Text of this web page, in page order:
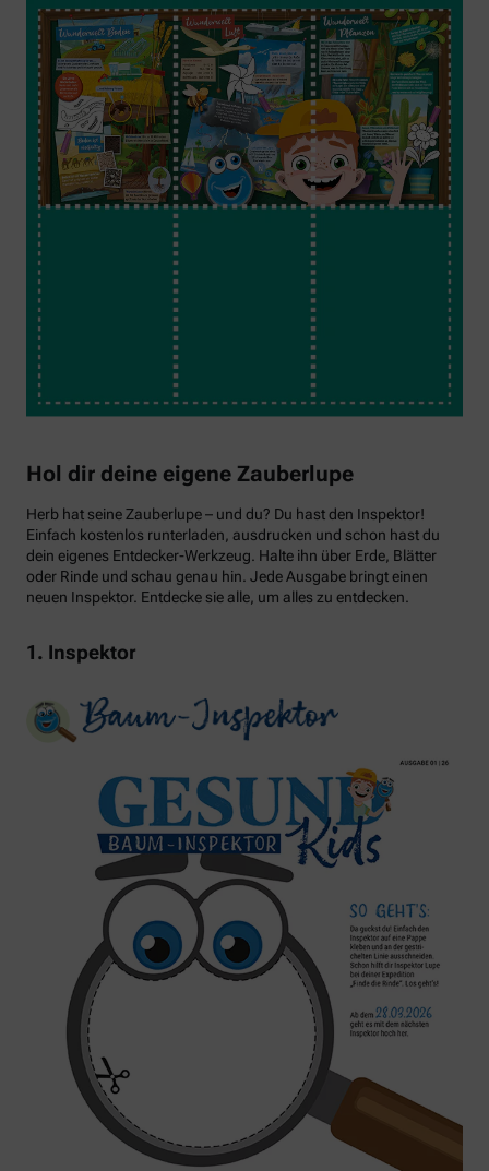
Hol dir deine eigene Zauberlupe
Herb hat seine Zauberlupe – und du? Du hast den Inspektor!
Einfach kostenlos runterladen, ausdrucken und schon hast du
dein eigenes Entdecker-Werkzeug. Halte ihn über Erde, Blätter
oder Rinde und schau genau hin. Jede Ausgabe bringt einen
neuen Inspektor. Entdecke sie alle, um alles zu entdecken.
1. Inspektor